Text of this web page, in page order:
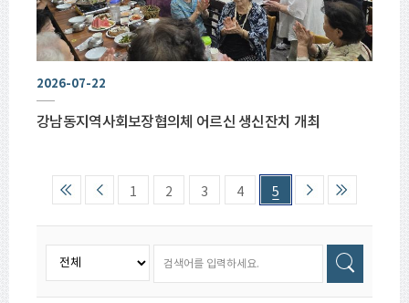
2026-07-22
강남동지역사회보장협의체 어르신 생신잔치 개최
1 2 3 4 5